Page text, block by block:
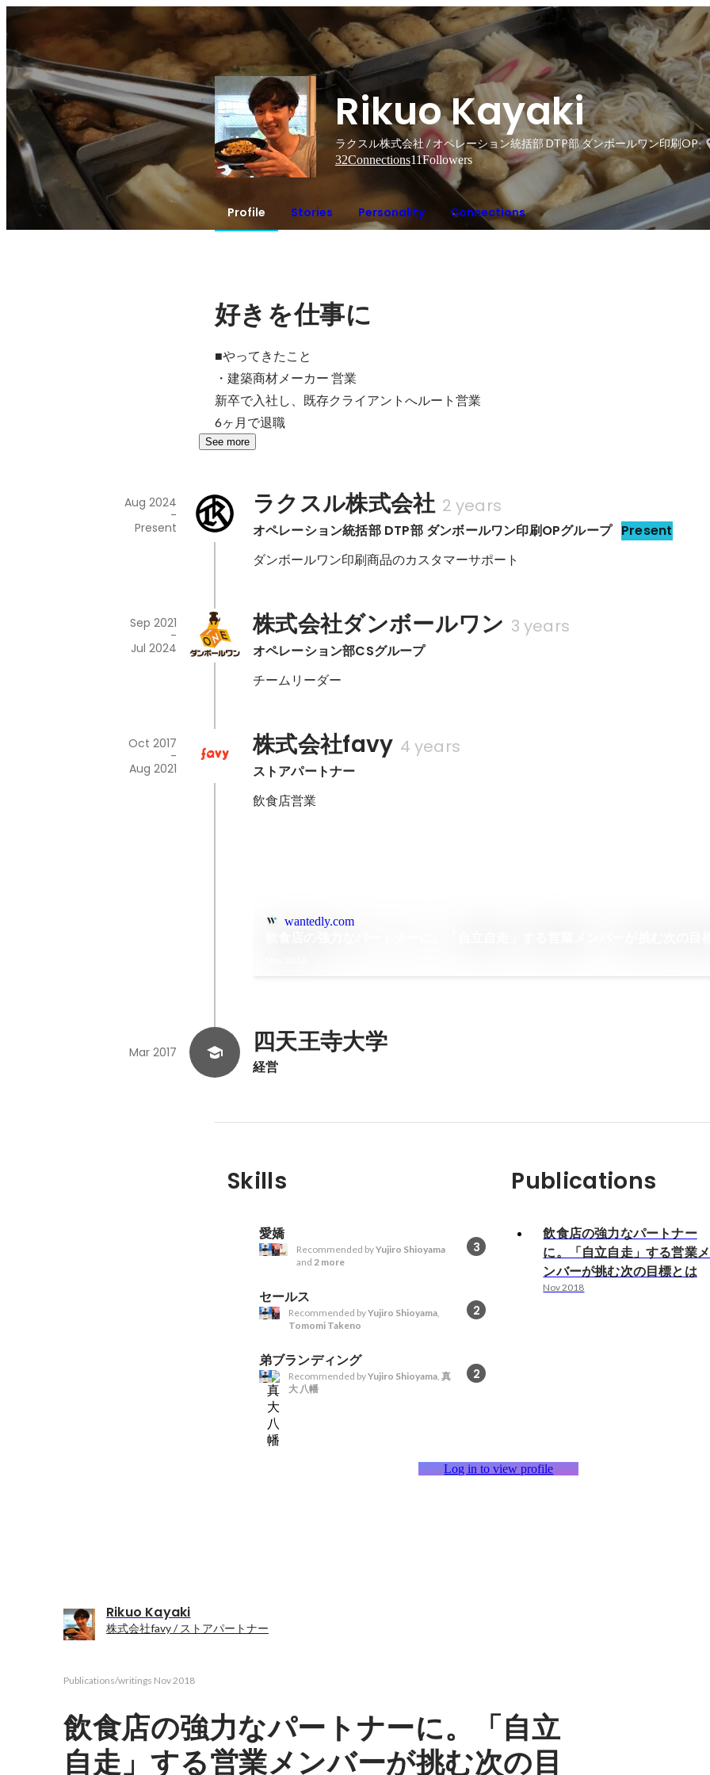
Rikuo Kayaki
ラクスル株式会社 / オペレーション統括部 DTP部 ダンボールワン印刷OP
32Connections11Followers
Profile Stories Personality Connections
好きを仕事に
■やってきたこと
・建築商材メーカー 営業
新卒で入社し、既存クライアントへルート営業
6ヶ月で退職
See more
ラクスル株式会社 2 years
オペレーション統括部 DTP部 ダンボールワン印刷OPグループ Present
Aug 2024
-
Present
ダンボールワン印刷商品のカスタマーサポート
株式会社ダンボールワン 3 years
オペレーション部CSグループ
Sep 2021
-
Jul 2024
チームリーダー
株式会社favy 4 years
ストアパートナー
Oct 2017
-
Aug 2021
飲食店営業
wantedly.com
四天王寺大学
経営
Mar 2017
Skills
愛嬌
3
Recommended byYujiro Shioyama
and 2 more
セールス
2
Recommended byYujiro Shioyama,
Tomomi Takeno
弟ブランディング
2
Recommended byYujiro Shioyama, 真
大 八幡
Publications
飲食店の強力なパートナー
に。「自立自走」する営業メ
ンバーが挑む次の目標とは
Nov 2018
Log in to view profile
Rikuo Kayaki
株式会社favy / ストアパートナー
Publications/writings Nov 2018
飲食店の強力なパートナーに。「自立
自走」する営業メンバーが挑む次の目